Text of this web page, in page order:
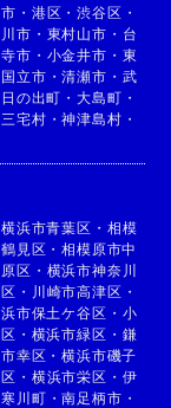
・ 港区 ・渋谷区 ・
市 ・ 東村山市 ・ 台
市 ・ 小金井市 ・ 東
国立市 ・清瀬市 ・ 武
日の出町 ・大島町 ・
三宅村 ・神津島村 ・
横浜市青葉区 ・ 相模
見区 ・相模原市中
区 ・ 横浜市神奈川
・ 川崎市高津区 ・
市保土ケ谷区 ・ 小
・ 横浜市緑区 ・ 鎌
幸区 ・横浜市磯子
・ 横浜市栄区 ・ 伊
寒川町 ・南足柄市 ・